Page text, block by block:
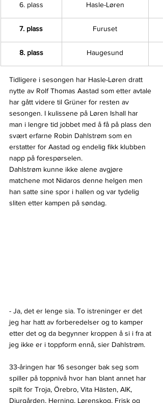
6. plass Hasle-Løren
7. plass Furuset
8. plass Haugesund
Tidligere i sesongen har Hasle-Løren dratt
nytte av Rolf Thomas Aastad som etter avtale
har gått videre til Grüner for resten av
sesongen. I kulissene på Løren Ishall har
man i lengre tid jobbet med å få på plass den
svært erfarne Robin Dahlstrøm som en
erstatter for Aastad og endelig fikk klubben
napp på forespørselen.
Dahlstrøm kunne ikke alene avgjøre
matchene mot Nidaros denne helgen men
han satte sine spor i hallen og var tydelig
sliten etter kampen på søndag.
- Ja, det er lenge sia. To istreninger er det
jeg har hatt av forberedelser og to kamper
etter det og da begynner kroppen å si i fra at
jeg ikke er i toppform ennå, sier Dahlstrøm.
33-åringen har 16 sesonger bak seg som
spiller på toppnivå hvor han blant annet har
spilt for Troja, Örebro, Vita Hästen, AIK,
Djurgården, Herning, Lørenskog, Frisk og